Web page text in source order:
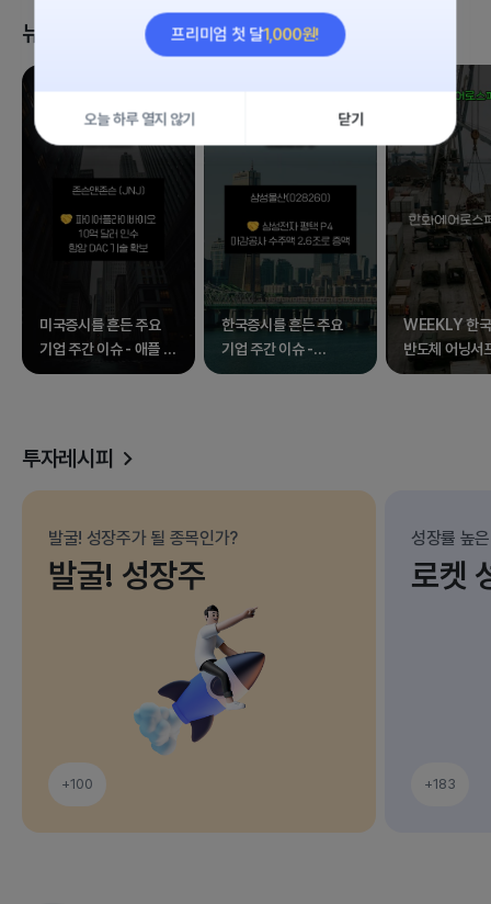
프리미엄 첫 달1,000원!
오늘 하루 열지 않기 닫기
뉴스 클립
미국증시를 흔든 주요
기업 주간 이슈 - 애플 외
17종목
한국증시를 흔든 주요
기업 주간 이슈 -
삼성전자 외 17종목
WEEKLY 한
반도체 어닝서
속 널뛰는 증시
투자레시피
발굴! 성장주가 될 종목인가?
발굴! 성장주
+100
성장률 높
로켓
+183